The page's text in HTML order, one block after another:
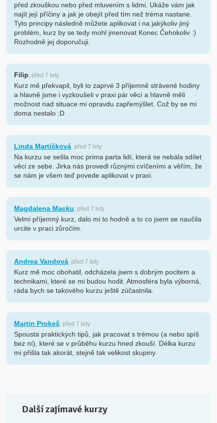
před zkouškou nebo před mluvením s lidmi. Ukáže vám jak
najít její příčiny a jak je obejít před tím než tréma nastane.
Tyto principy následně můžete aplikovat i na jakýkoliv jiný
problém, kurz by se tedy mohl jmenovat Konec Čehokoliv :)
Rozhodně jej doporučuji.
Filip, před 7 lety
Kurz mě překvapil, byli to zaprvé 3 příjemně strávené hodiny
a hlavně jsme i vyzkoušeli v praxi pár věcí a hlavně měli
možnost nad situace mi opravdu zapřemýšlet. Což by se mi
doma nestalo :D
Linda Martišková, před 7 lety
Na kurzu se sešla moc prima parta lidí, která se nebála sdílet
věci ze sebe. Jirka nás provedl různými cvíčeními a věřím, že
se nám je všem teď povede aplikovat v praxi.
Magdalena Macku, před 7 lety
Velmi příjemný kurz, dalo mi to hodně a to co jsem se naučila
urcite v praci zůročím.
Andrea Vandová, před 7 lety
Kurz mě moc obohatil, odcházela jsem s dobrým pocitem a
technikami, které se mi budou hodit. Atmosféra byla výborná,
ráda bych se takového kurzu ještě zúčastnila.
Martin Prokeš, před 7 lety
Spousta praktických tipů, jak pracovat s trémou (a nebo spíš
bez ní), které se v průběhu kurzu hned zkouší. Délka kurzu
mi přišla tak akorát, stejně tak velikost skupiny.
Další zajímavé kurzy